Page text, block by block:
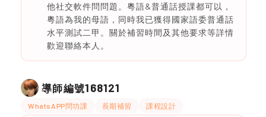
他社交軟件問問題。粵語&普通話授課都可以，
粵語為我的母語，同時我已獲得國家語委普通話
水平測試二甲。關於補習時間及其他要求等詳情
歡迎聯絡本人。
導師編號168121
WhatsAPP問功課 長期補習 課程設計